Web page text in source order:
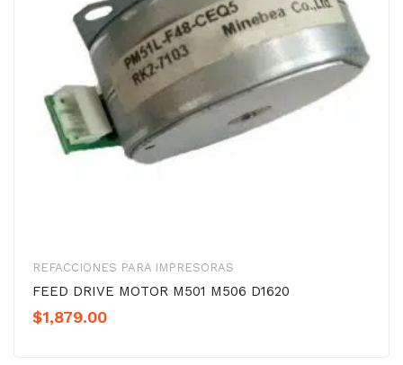
REFACCIONES PARA IMPRESORAS
FEED DRIVE MOTOR M501 M506 D1620
$1,879.00